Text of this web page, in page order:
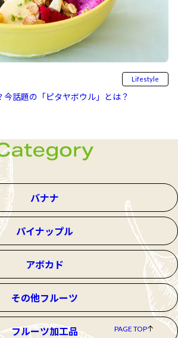
Lifestyle
今話題の「ピタヤボウル」とは？
バナナ
パイナップル
アボカド
その他フルーツ
フルーツ加工品 PAGE TOP